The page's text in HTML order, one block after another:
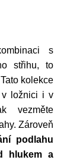
s
střihu, to
kolekce
v ložnici i v
vezměte
Zároveň
podlahu
hlukem a